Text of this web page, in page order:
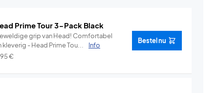
Prime Tour 3-Pack Black
grip van Head! Comfortabel
kleverig - Head Prime Tou...
Info
€
Bestel nu